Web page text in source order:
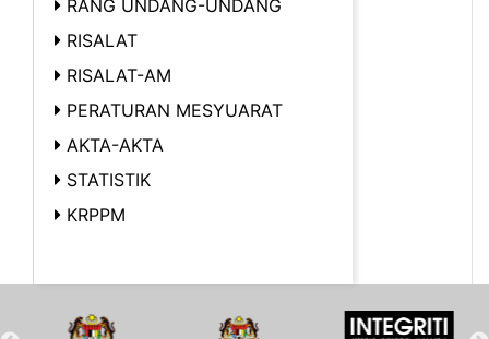
RANG UNDANG-UNDANG
RISALAT
RISALAT-AM
PERATURAN MESYUARAT
AKTA-AKTA
STATISTIK
KRPPM